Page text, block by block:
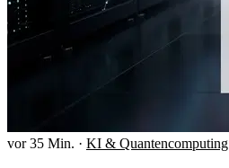
vor 35 Min. · KI & Quantencomputing